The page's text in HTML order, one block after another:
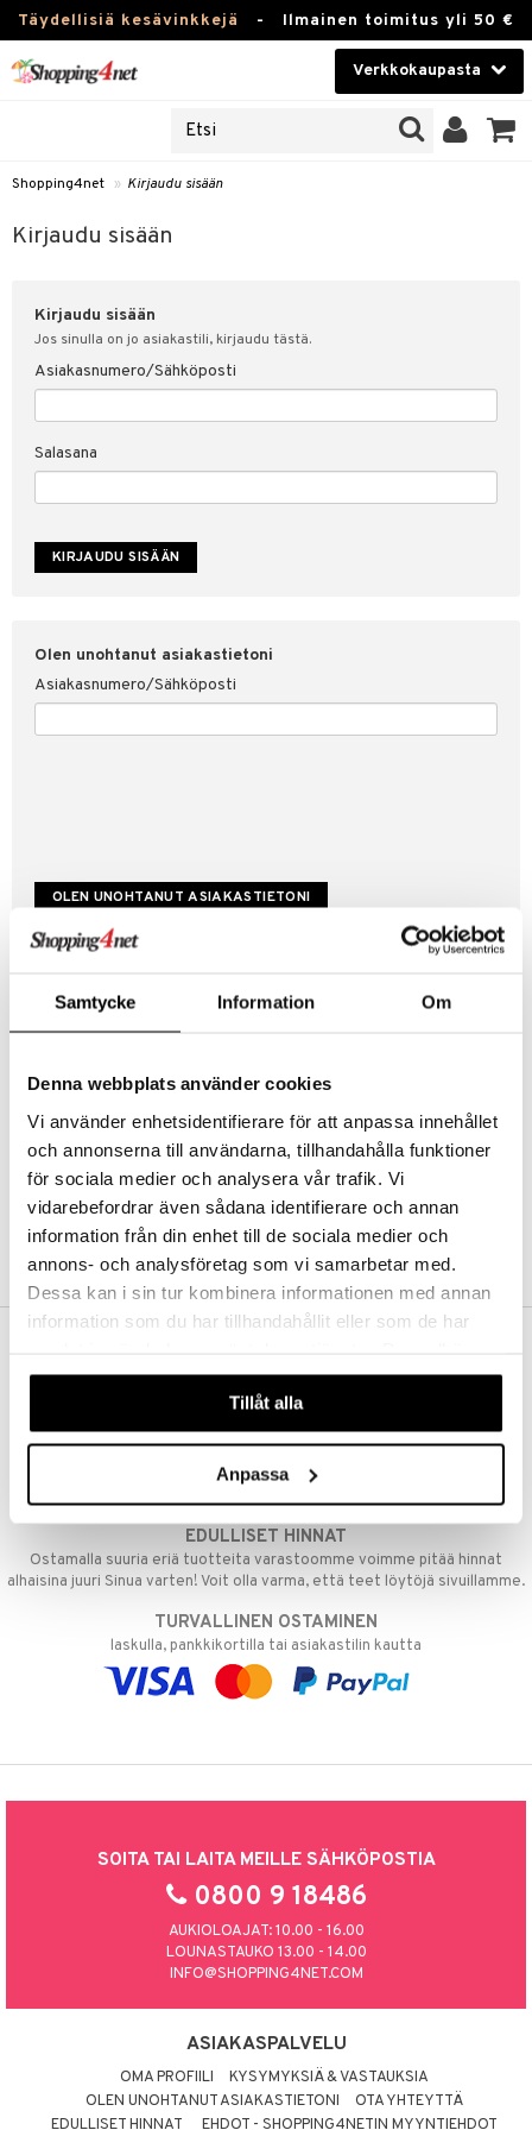
Samtycke Information Om
Denna webbplats använder cookies
Vi använder enhetsidentifierare för att anpassa innehållet
och annonserna till användarna, tillhandahålla funktioner
för sociala medier och analysera vår trafik. Vi
vidarebefordrar även sådana identifierare och annan
information från din enhet till de sociala medier och
annons- och analysföretag som vi samarbetar med.
Dessa kan i sin tur kombinera informationen med annan
information som du har tillhandahållit eller som de har
våra cookies vid fortsatt användande av vår webbplats.
Tillåt alla
Anpassa
Täydellisiä kesävinkkejä - Ilmainen toimitus yli 50 €
Verkkokaupasta
Piilolinssit
Luontaistuotteet
Fitness
Koti & Sisustus
Lelut, Lapsi & Vauva
Tuotemerkkejä
Shopping4net » Kirjaudu sisään
Kirjaudu sisään
Kirjaudu sisään
Jos sinulla on jo asiakastili, kirjaudu tästä.
Asiakasnumero/Sähköposti
Salasana
Olen unohtanut asiakastietoni
Asiakasnumero/Sähköposti
Luo uusi asiakas
Hyviä tarjouksia
Kestotilaus
Arvostele tuotteita
Toivelistat
LUO ASIAKAS
sisään
& vastauksia
myyntiehdot
suojaus
Aina maksuton vaihtoehto, huolimatta siitä ostatko yksittäisen
tuotteen tai koko tilauksellesi joka ylittää 50 €.
NOPEAT TOIMITUKSET
Ennen kello 13.00 tehdyt tilaukset lähetetään normaalisti samana
EDULLISET HINNAT
Ostamalla suuria eriä tuotteita varastoomme voimme pitää hinnat
alhaisina juuri Sinua varten! Voit olla varma, että teet löytöjä sivuillamme.
TURVALLINEN OSTAMINEN
laskulla, pankkikortilla tai asiakastilin kautta
SOITA TAI LAITA MEILLE SÄHKÖPOSTIA
0800 9 18486
AUKIOLOAJAT: 10.00 - 16.00
LOUNASTAUKO 13.00 - 14.00
INFO@SHOPPING4NET.COM
ASIAKASPALVELU
OMA PROFIILI
KYSYMYKSIÄ & VASTAUKSIA
OLEN UNOHTANUT ASIAKASTIETONI
OTA YHTEYTTÄ
EDULLISET HINNAT
EHDOT - SHOPPING4NETIN MYYNTIEHDOT